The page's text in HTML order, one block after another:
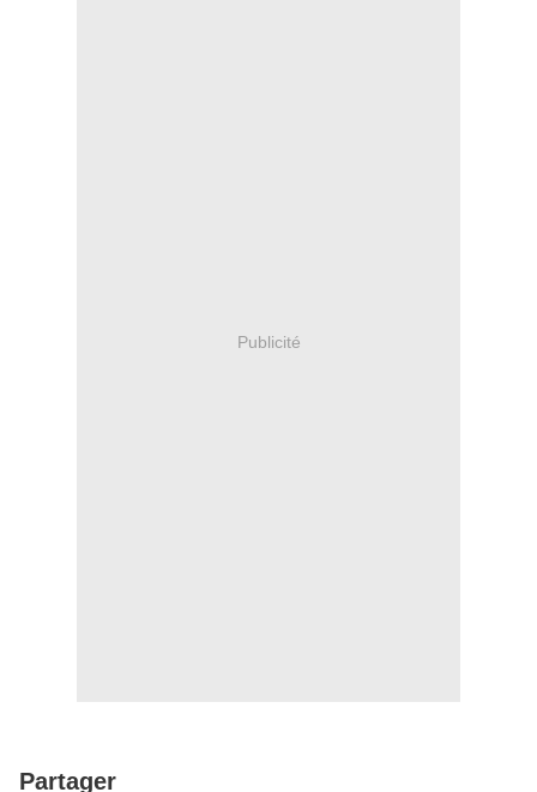
Publicité
Partager